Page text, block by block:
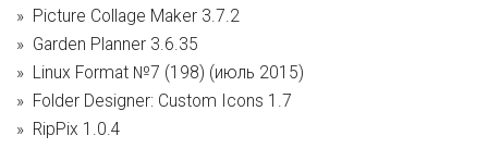
Picture Collage Maker 3.7.2
Garden Planner 3.6.35
Linux Format №7 (198) (июль 2015)
Folder Designer: Custom Icons 1.7
RipPix 1.0.4